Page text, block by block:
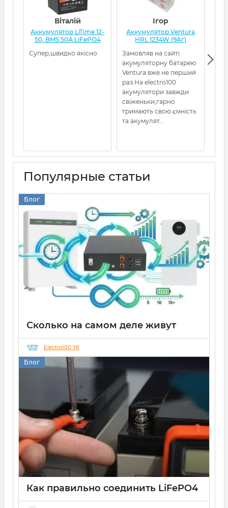
Віталій
Аккумулятор LiTime 12-
50, BMS 50А LiFePO4
Супер,швидко якісно
Ігор
Аккумулятор Ventura
HRL 1234W (9Aг)
Замовляв на сайті
акумуляторну батарею
Ventura вже не перший
раз.На electro100
акумулятори завжди
свіженьки,гарно
тримають свою ємність
та акумулят...
Популярные статьи
Блог
Сколько на самом деле живут
LiFePO4 аккумуляторы: вся правда
о циклах заряда-разряда
05 02 2026
Electro100 YK
Блог
Как правильно соединить LiFePO4
аккумуляторы 12В,